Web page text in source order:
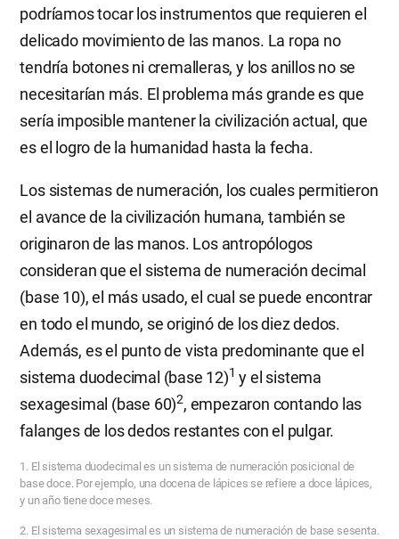
podríamos tocar los instrumentos que requieren el
delicado movimiento de las manos. La ropa no
tendría botones ni cremalleras, y los anillos no se
necesitarían más. El problema más grande es que
sería imposible mantener la civilización actual, que
es el logro de la humanidad hasta la fecha.
Los sistemas de numeración, los cuales permitieron
el avance de la civilización humana, también se
originaron de las manos. Los antropólogos
consideran que el sistema de numeración decimal
(base 10), el más usado, el cual se puede encontrar
en todo el mundo, se originó de los diez dedos.
Además, es el punto de vista predominante que el
sistema duodecimal (base 12)1 y el sistema
sexagesimal (base 60)2, empezaron contando las
falanges de los dedos restantes con el pulgar.
1. El sistema duodecimal es un sistema de numeración posicional de
base doce. Por ejemplo, una docena de lápices se refiere a doce lápices,
y un año tiene doce meses.
2. El sistema sexagesimal es un sistema de numeración de base sesenta.